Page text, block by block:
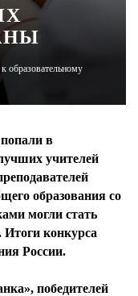
образовательному
попали в
учителей
образования со
могли стать
Итоги конкурса
России.
победителей